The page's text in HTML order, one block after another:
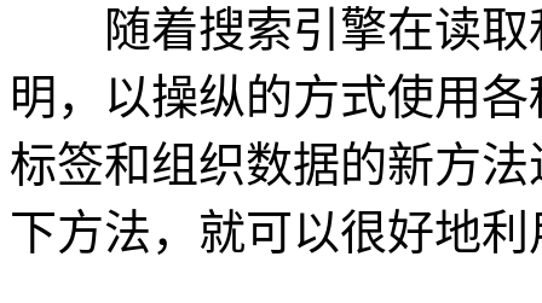
随着搜索引擎在读取
明，以操纵的方式使用
标签和组织数据的新方
下方法，就可以很好地